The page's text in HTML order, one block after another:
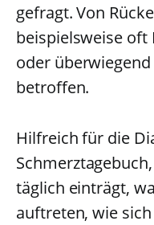
gefragt. Von
beispielsweise
oder
betroffen.
Hilfreich für die
täglich einträgt,
auftreten, wie